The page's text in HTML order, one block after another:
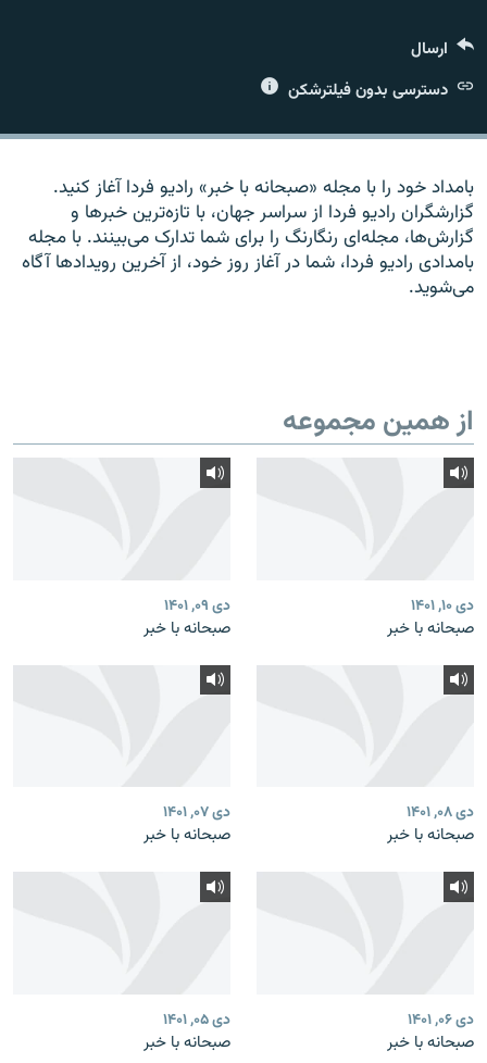
زبان‌های دیگر
ارسال
دسترسی بدون فیلترشکن
بامداد خود را با مجله «صبحانه با خبر» راديو فردا آغاز کنيد.
گزارشگران راديو فردا از سراسر جهان، با تازه‌ترين خبرها و
گزارش‌ها، مجله‌ای رنگارنگ را برای شما تدارک می‌بينند. با مجله
بامدادی راديو فردا، شما در آغاز روز خود، از آخرين رويدادها آگاه
می‌شويد.
از همین مجموعه
دی ۱۰, ۱۴۰۱
صبحانه با خبر
دی ۰۹, ۱۴۰۱
صبحانه با خبر
دی ۰۸, ۱۴۰۱
صبحانه با خبر
دی ۰۷, ۱۴۰۱
صبحانه با خبر
دی ۰۶, ۱۴۰۱
صبحانه با خبر
دی ۰۵, ۱۴۰۱
صبحانه با خبر